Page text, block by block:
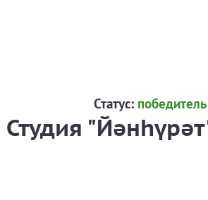
Статус:
Студия